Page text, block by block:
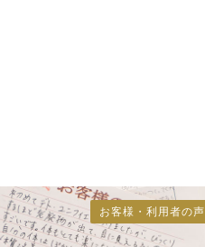
お客様・利用者の声